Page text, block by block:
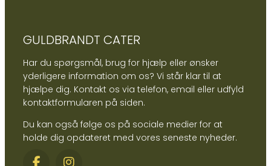
GULDBRANDT CATER
Har du spørgsmål, brug for hjælp eller ønsker
yderligere information om os? Vi står klar til at
hjælpe dig. Kontakt os via telefon, email eller udfyld
kontaktformularen på siden.
Du kan også følge os på sociale medier for at
holde dig opdateret med vores seneste nyheder.